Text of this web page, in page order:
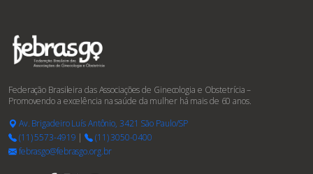
Federação Brasileira das Associações de Ginecologia e Obstetrícia –
Promovendo a excelência na saúde da mulher há mais de 60 anos.
Av. Brigadeiro Luís Antônio, 3421 São Paulo/SP
(11) 5573-4919 |
(11) 3050-0400
febrasgo@febrasgo.org.br